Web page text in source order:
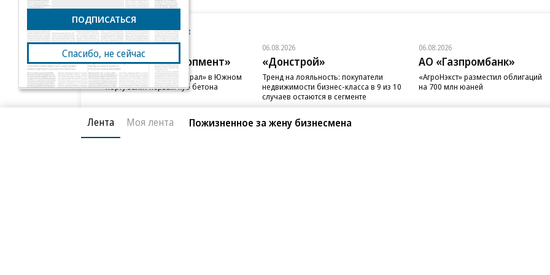
Новости компаний Все
06.08.2026
ГК «Галс-Девелопмент»
В бизнес-центре «Адмирал» в Южном
порту залит первый куб бетона
06.08.2026
«Донстрой»
Тренд на лояльность: покупатели
недвижимости бизнес-класса в 9 из 10
случаев остаются в сегменте
06.08.2026
АО «Газпромбанк»
«АгроНэкст» разместил облигаций
на 700 млн юаней
Лента Моя лента Пожизненное за жену бизнесмена
ПОДПИСАТЬСЯ
Спасибо, не сейчас